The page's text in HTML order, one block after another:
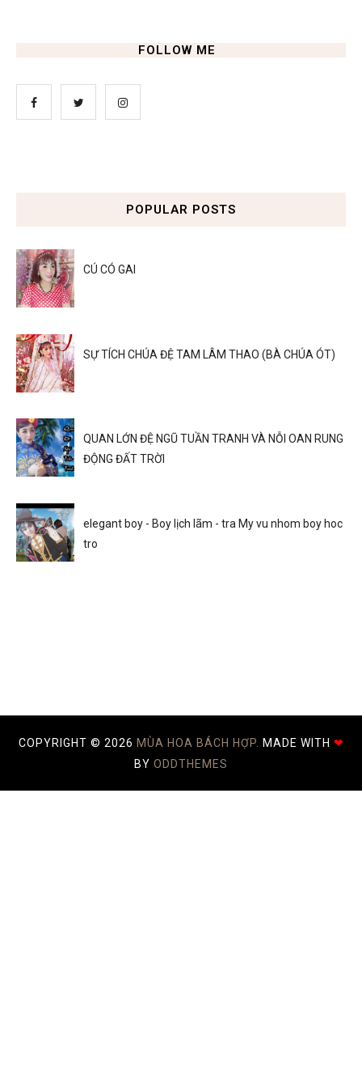
FOLLOW ME
POPULAR POSTS
CÚ CÓ GAI
SỰ TÍCH CHÚA ĐỆ TAM LÂM THAO (BÀ CHÚA ÓT)
QUAN LỚN ĐỆ NGŨ TUẦN TRANH VÀ NỖI OAN RUNG
ĐỘNG ĐẤT TRỜI
elegant boy - Boy lịch lãm - tra My vu nhom boy hoc
tro
COPYRIGHT © 2026 MÙA HOA BÁCH HỢP. MADE WITH ❤
BY ODDTHEMES